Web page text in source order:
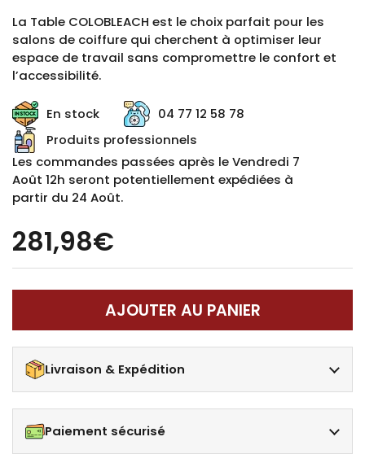
La Table COLOBLEACH est le choix parfait pour les
salons de coiffure qui cherchent à optimiser leur
espace de travail sans compromettre le confort et
l’accessibilité.
En stock
04 77 12 58 78
Produits professionnels
Les commandes passées après le Vendredi 7
Août 12h seront potentiellement expédiées à
partir du 24 Août.
281,98€
AJOUTER AU PANIER
Livraison & Expédition
Paiement sécurisé